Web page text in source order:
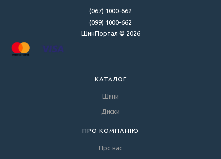
(067) 1000-662
(099) 1000-662
ШинПортал © 2026
КАТАЛОГ
Шини
Диски
ПРО КОМПАНІЮ
Про нас